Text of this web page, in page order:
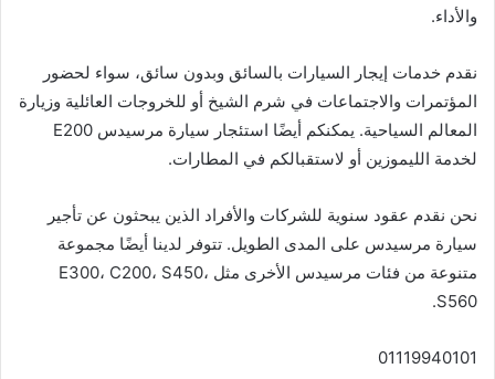
والأداء.
نقدم خدمات إيجار السيارات بالسائق وبدون سائق، سواء لحضور
المؤتمرات والاجتماعات في شرم الشيخ أو للخروجات العائلية وزيارة
المعالم السياحية. يمكنكم أيضًا استئجار سيارة مرسيدس E200
لخدمة الليموزين أو لاستقبالكم في المطارات.
نحن نقدم عقود سنوية للشركات والأفراد الذين يبحثون عن تأجير
سيارة مرسيدس على المدى الطويل. تتوفر لدينا أيضًا مجموعة
متنوعة من فئات مرسيدس الأخرى مثل E300، C200، S450،
S560.
01119940101